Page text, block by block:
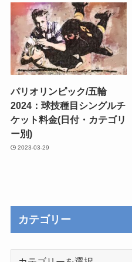
パリオリンピック/五輪
2024：球技種目シングルチ
ケット料金(日付・カテゴリ
ー別)
2023-03-29
カテゴリー